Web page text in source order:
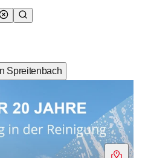
Spreitenbach